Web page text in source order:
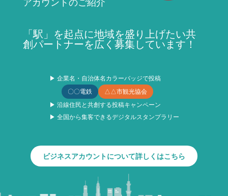
アカウントのご紹介
「駅」を起点に地域を盛り上げたい共
創パートナーを広く募集しています！
▶ 企業名・自治体名カラーバッジで投稿
〇〇電鉄
△△市観光協会
▶ 沿線住民と共創する投稿キャンペーン
▶ 全国から集客できるデジタルスタンプラリー
ビジネスアカウントについて詳しくはこちら